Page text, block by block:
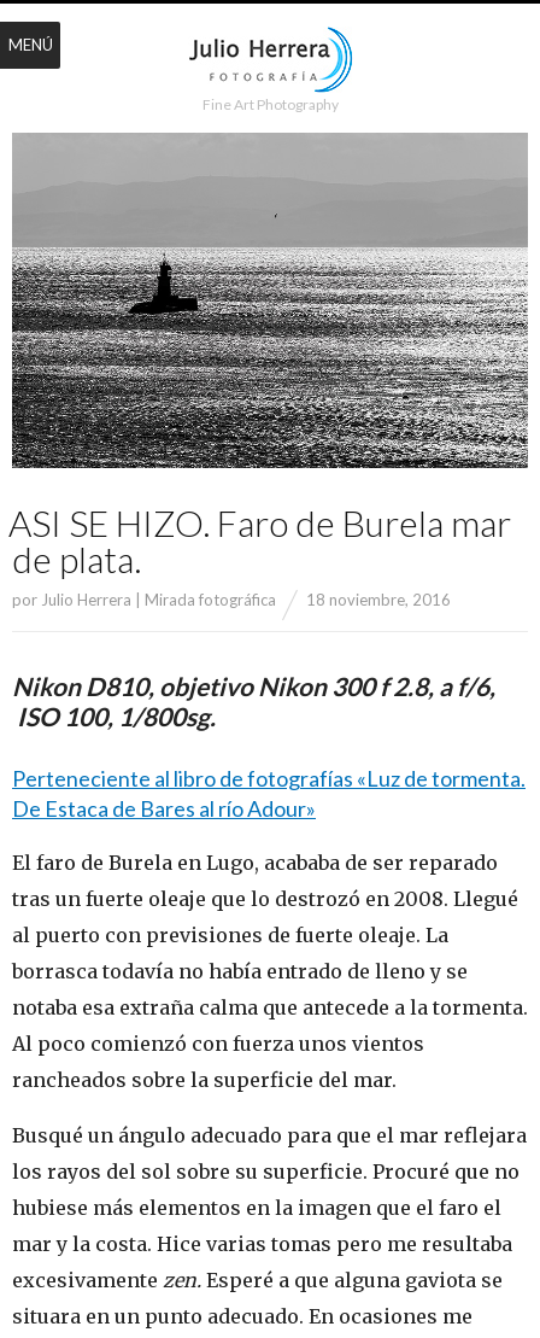
Fine Art Photography
ASI SE HIZO. Faro de Burela mar
de plata.
por Julio Herrera | Mirada fotográfica 18 noviembre, 2016
Nikon D810, objetivo Nikon 300 f 2.8, a f/6,
ISO 100, 1/800sg.
Perteneciente al libro de fotografías «Luz de tormenta.
De Estaca de Bares al río Adour»
El faro de Burela en Lugo, acababa de ser reparado
tras un fuerte oleaje que lo destrozó en 2008. Llegué
al puerto con previsiones de fuerte oleaje. La
borrasca todavía no había entrado de lleno y se
notaba esa extraña calma que antecede a la tormenta.
Al poco comienzó con fuerza unos vientos
rancheados sobre la superficie del mar.
Busqué un ángulo adecuado para que el mar reflejara
los rayos del sol sobre su superficie. Procuré que no
hubiese más elementos en la imagen que el faro el
mar y la costa. Hice varias tomas pero me resultaba
excesivamente zen. Esperé a que alguna gaviota se
situara en un punto adecuado. En ocasiones me
MENÚ